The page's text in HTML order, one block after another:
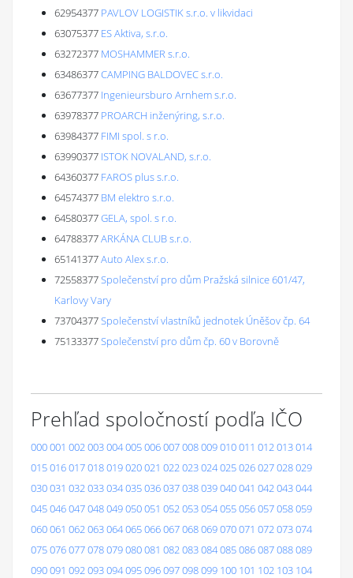
62954377 PAVLOV LOGISTIK s.r.o. v likvidaci
63075377 ES Aktiva, s.r.o.
63272377 MOSHAMMER s.r.o.
63486377CAMPING BALDOVEC s.r.o.
63677377 Ingenieursburo Arnhem s.r.o.
63978377 PROARCH inženýring, s.r.o.
63984377 FIMI spol. s r.o.
63990377 ISTOK NOVALAND, s.r.o.
64360377 FAROS plus s.r.o.
64574377 BM elektro s.r.o.
64580377GELA, spol. s r.o.
64788377ARKÁNA CLUB s.r.o.
65141377Auto Alex s.r.o.
72558377Společenství pro dům Pražská silnice 601/47,
Karlovy Vary
73704377Společenství vlastníků jednotek Úněšov čp. 64
75133377Společenství pro dům čp. 60 v Borovně
Prehľad spoločností podľa IČO
000001 002003004005006007008009010011 012013014
015016017018019020021 022023024025026027028029
030031 032033034035036037038039040041 042043044
045046047048049050051 052053054055056057058059
060061 062063064065066067068069070071 072073074
075076077078079080081 082083084085086087088089
090091 092093094095096097098099 100 101 102 103 104